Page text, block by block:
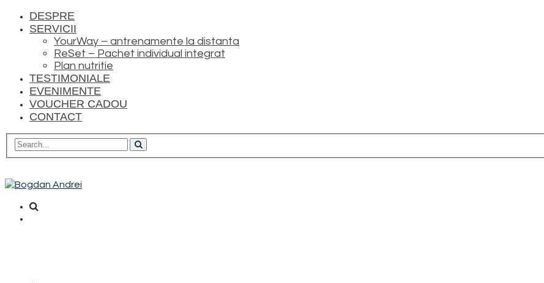
DESPRE
SERVICII
YourWay – antrenamente la distanta
ReSet – Pachet individual integrat
Plan nutritie
TESTIMONIALE
EVENIMENTE
VOUCHER CADOU
CONTACT